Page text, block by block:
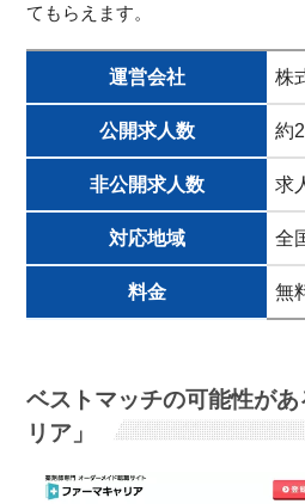
てもらえます。
運営会社 株
公開求人数 約
非公開求人数 求
対応地域 全
料金 無
ベストマッチの可能性が
リア」